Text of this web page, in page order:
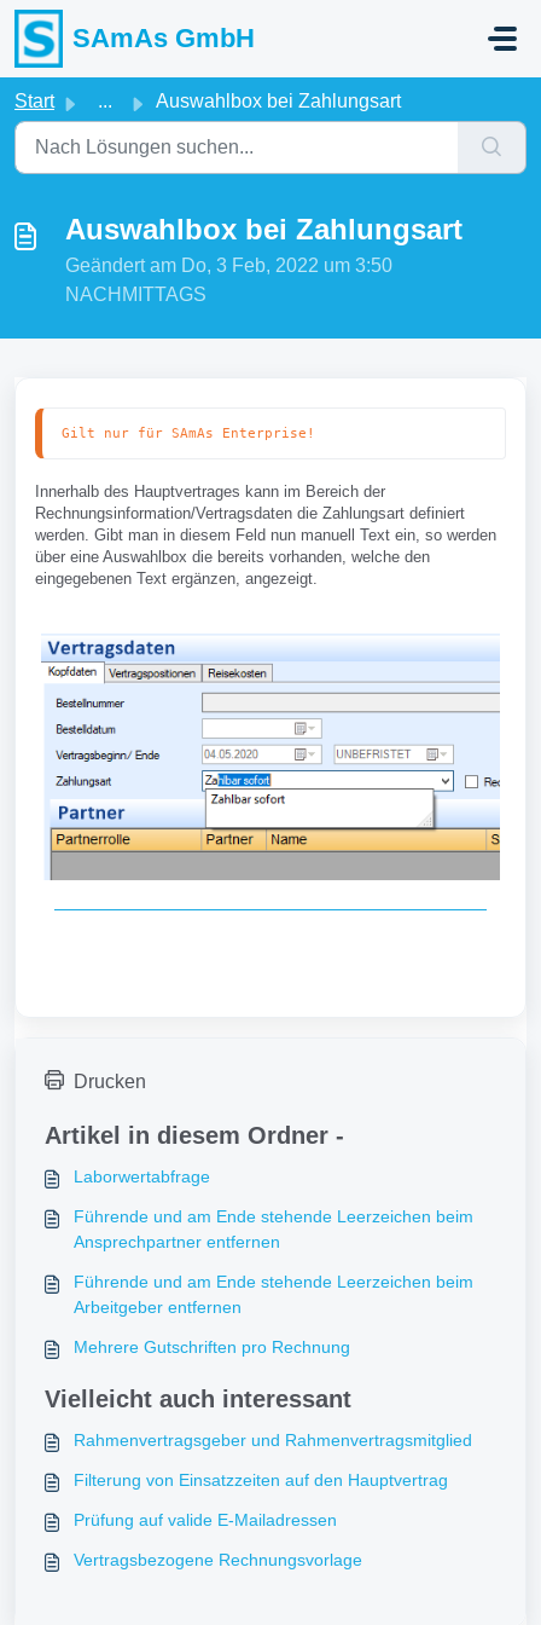
Zum hauptsächlichen Inhalt gehen
SAmAs GmbH
Start ... Auswahlbox bei Zahlungsart
Auswahlbox bei Zahlungsart
Geändert am Do, 3 Feb, 2022 um 3:50
NACHMITTAGS
Gilt nur für SAmAs Enterprise!
Innerhalb des Hauptvertrages kann im Bereich der
Rechnungsinformation/Vertragsdaten die Zahlungsart definiert
werden. Gibt man in diesem Feld nun manuell Text ein, so werden
über eine Auswahlbox die bereits vorhanden, welche den
eingegebenen Text ergänzen, angezeigt.
Drucken
Artikel in diesem Ordner -
Laborwertabfrage
Führende und am Ende stehende Leerzeichen beim
Ansprechpartner entfernen
Führende und am Ende stehende Leerzeichen beim
Arbeitgeber entfernen
Mehrere Gutschriften pro Rechnung
Vielleicht auch interessant
Rahmenvertragsgeber und Rahmenvertragsmitglied
Filterung von Einsatzzeiten auf den Hauptvertrag
Prüfung auf valide E-Mailadressen
Vertragsbezogene Rechnungsvorlage